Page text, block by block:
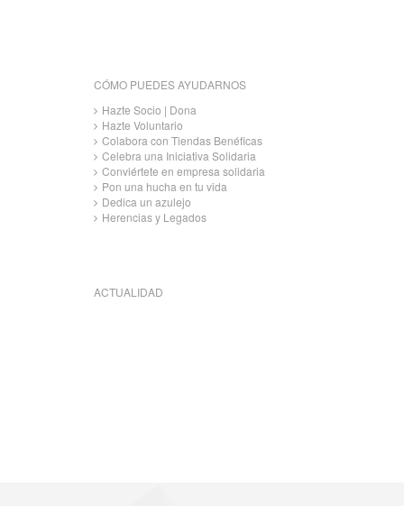
CÓMO PUEDES AYUDARNOS
Hazte Socio | Dona
Hazte Voluntario
Colabora con Tiendas Benéficas
Celebra una Iniciativa Solidaria
Conviértete en empresa solidaria
Pon una hucha en tu vida
Dedica un azulejo
Herencias y Legados
ACTUALIDAD